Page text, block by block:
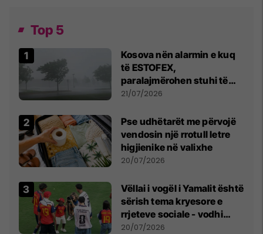
Top 5
Kosova nën alarmin e kuq
të ESTOFEX,
paralajmërohen stuhi të
fuqishme me breshër dhe
21/07/2026
Pse udhëtarët me përvojë
vendosin një rrotull letre
higjienike në valixhe
20/07/2026
Vëllai i vogël i Yamalit është
sërish tema kryesore e
rrjeteve sociale - vodhi
vëmendjen pas finales së
20/07/2026